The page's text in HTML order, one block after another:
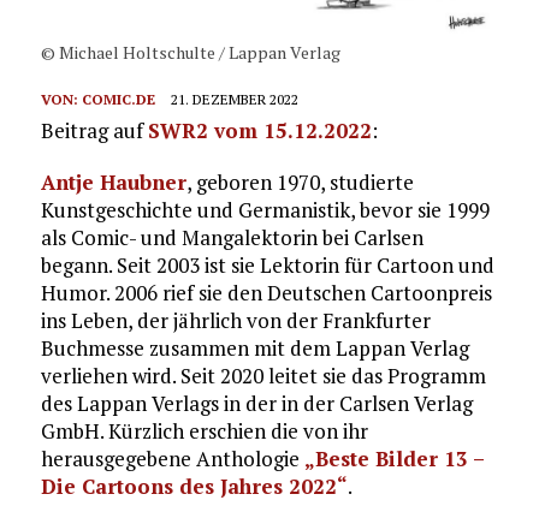
© Michael Holtschulte / Lappan Verlag
VON: COMIC.DE 21. DEZEMBER 2022
Beitrag aufSWR2 vom 15.12.2022:
Antje Haubner, geboren 1970, studierte
Kunstgeschichte und Germanistik, bevor sie 1999
als Comic- und Mangalektorin bei Carlsen
begann. Seit 2003 ist sie Lektorin für Cartoon und
Humor. 2006 rief sie den Deutschen Cartoonpreis
ins Leben, der jährlich von der Frankfurter
Buchmesse zusammen mit dem Lappan Verlag
verliehen wird. Seit 2020 leitet sie das Programm
des Lappan Verlags in der in der Carlsen Verlag
GmbH. Kürzlich erschien die von ihr
herausgegebene Anthologie „Beste Bilder 13 –
Die Cartoons des Jahres 2022“.